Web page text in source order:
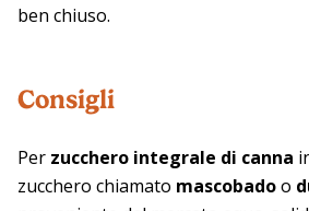
ben chiuso.
Consigli
Per zucchero integrale di canna
zucchero chiamato mascobadoo